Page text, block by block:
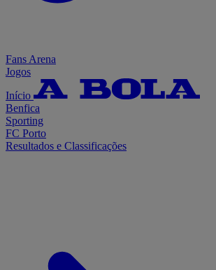
Fans Arena
Jogos
Início
Benfica
Sporting
FC Porto
Resultados e Classificações